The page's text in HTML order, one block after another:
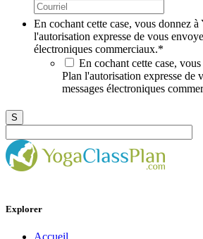
En cochant cette case, vous donnez à
l'autorisation expresse de vous
électroniques commerciaux.*
En cochant cette case,
Plan l'autorisation expresse de
messages électroniques
Explorer
Accueil